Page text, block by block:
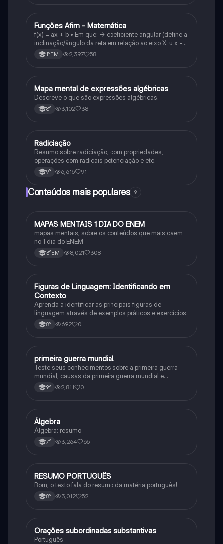
Matematica
Funções Afim - Matemática
f(x) = ax + b • Em que: -> coeficiente angular (define a
inclinação/ângulo da reta em relação ao eixo X: u x -
variável: a b → coeficiente linear (valor que corta o
eixo y).
1°EM 2,397 58
Matematica
Mapa mental de expressões algébricas
Descreve o que são expressões algébricas.
8° 3,102 38
Matematica
Radiciação
Resumo sobre radiciação, com propriedades,
operações com radicais potenciação e etc.
9° 6,615 91
Conteúdos mais populares 9
Português
MAPAS MENTAIS 1 DIA DO ENEM
mapas mentais, sobre os conteúdos que mais caem
no 1 dia do ENEM
3°EM 8,021 308
FPortuguês
Figuras de Linguagem: Identificando em
Contexto
Aprenda a identificar as principais figuras de
linguagem através de exemplos práticos e exercícios.
8° 692 0
História
primeira guerra mundial
Teste seus conhecimentos sobre a primeira guerra
mundial, causas da primeira guerra mundial e
consequências da Primeira Guerra Mundial, fases da
primeira guerra mundial
9° 2,811 0
Matematica
Álgebra
Álgebra: resumo
7° 3,264 65
Português
RESUMO PORTUGUÊS
Bom, o texto fala do resumo da matéria português!
8° 3,012 52
Português
Orações subordinadas substantivas
Português